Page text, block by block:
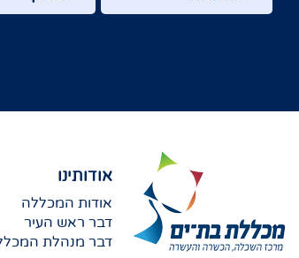
אודותינו
אודות המכללה
דבר ראש העיר
דבר מנהלת